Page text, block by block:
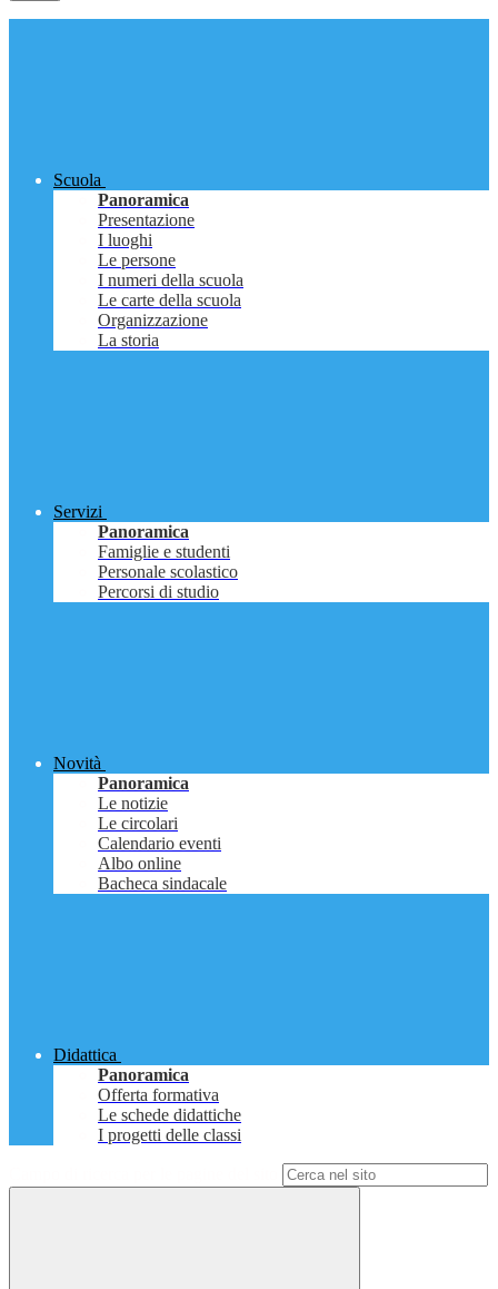
Scuola
Panoramica
Presentazione
I luoghi
Le persone
I numeri della scuola
Le carte della scuola
Organizzazione
La storia
Servizi
Panoramica
Famiglie e studenti
Personale scolastico
Percorsi di studio
Novità
Panoramica
Le notizie
Le circolari
Calendario eventi
Albo online
Bacheca sindacale
Didattica
Panoramica
Offerta formativa
Le schede didattiche
I progetti delle classi